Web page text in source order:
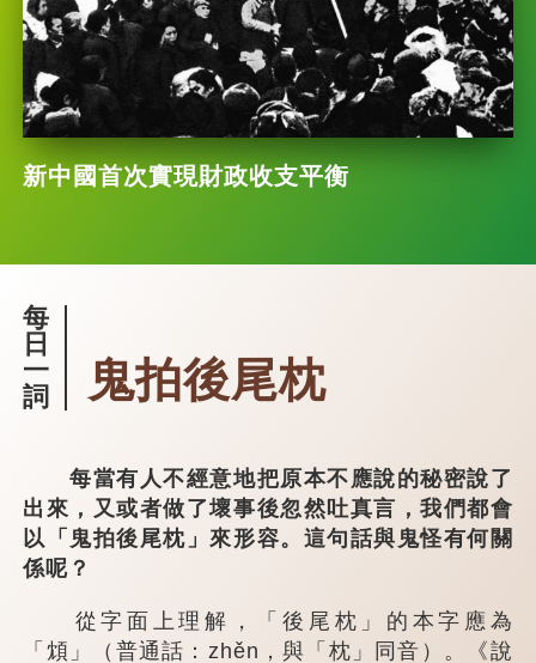
新中國首次實現財政收支平衡
每
日
一
詞
鬼拍後尾枕
每當有人不經意地把原本不應說的秘密說了
出來，又或者做了壞事後忽然吐真言，我們都會
以「鬼拍後尾枕」來形容。這句話與鬼怪有何關
係呢？
從字面上理解，「後尾枕」的本字應為
「䪴」（普通話：zhěn，與「枕」同音）。《說